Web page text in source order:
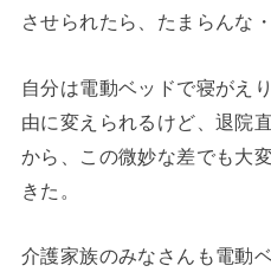
させられたら、たまらんな
自分は電動ベッドで寝がえ
由に変えられるけど、退院
から、この微妙な差でも大
きた。
介護家族のみなさんも電動